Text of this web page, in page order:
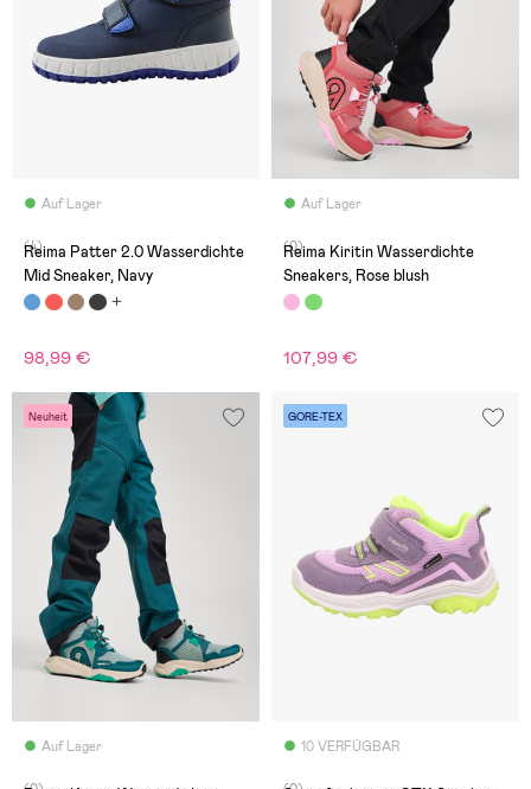
Auf Lager
(4)
Reima Patter 2.0 Wasserdichte
Mid Sneaker, Navy
98,99 €
Auf Lager
(0)
Reima Kiritin Wasserdichte
Sneakers, Rose blush
107,99 €
Neuheit
Auf Lager
GORE-TEX
10 VERFÜGBAR